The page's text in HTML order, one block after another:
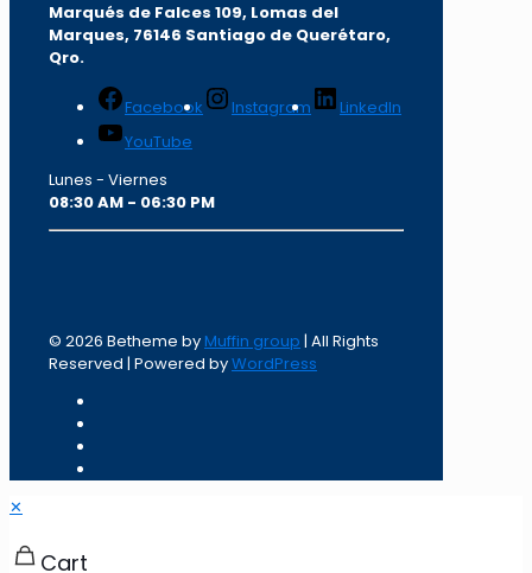
Marqués de Falces 109, Lomas del
Marques, 76146 Santiago de Querétaro,
Qro.
Facebook Instagram
LinkedIn
YouTube
Lunes - Viernes
08:30 AM - 06:30 PM
© 2026 Betheme by Muffin group | All Rights
Reserved | Powered byWordPress
✕
Cart